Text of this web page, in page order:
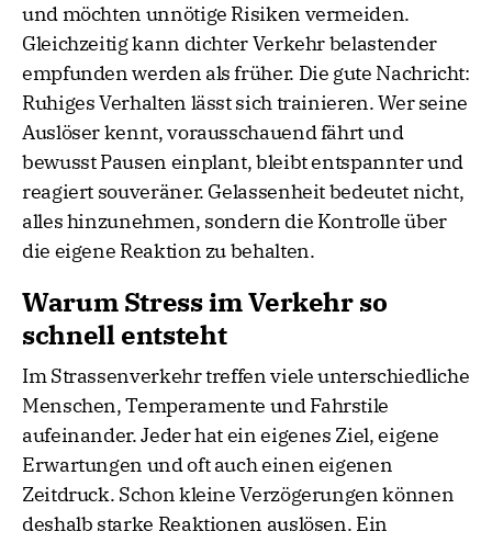
und möchten unnötige Risiken vermeiden.
Gleichzeitig kann dichter Verkehr belastender
empfunden werden als früher. Die gute Nachricht:
Ruhiges Verhalten lässt sich trainieren. Wer seine
Auslöser kennt, vorausschauend fährt und
bewusst Pausen einplant, bleibt entspannter und
reagiert souveräner. Gelassenheit bedeutet nicht,
alles hinzunehmen, sondern die Kontrolle über
die eigene Reaktion zu behalten.
Warum Stress im Verkehr so
schnell entsteht
Im Strassenverkehr treffen viele unterschiedliche
Menschen, Temperamente und Fahrstile
aufeinander. Jeder hat ein eigenes Ziel, eigene
Erwartungen und oft auch einen eigenen
Zeitdruck. Schon kleine Verzögerungen können
deshalb starke Reaktionen auslösen. Ein